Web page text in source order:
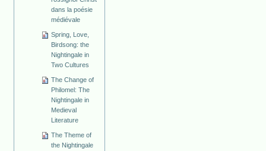
dans la poésie
médiévale
Spring, Love,
Birdsong: the
Nightingale in
Two Cultures
The Change of
Philomel: The
Nightingale in
Medieval
Literature
The Theme of
the Nightingale